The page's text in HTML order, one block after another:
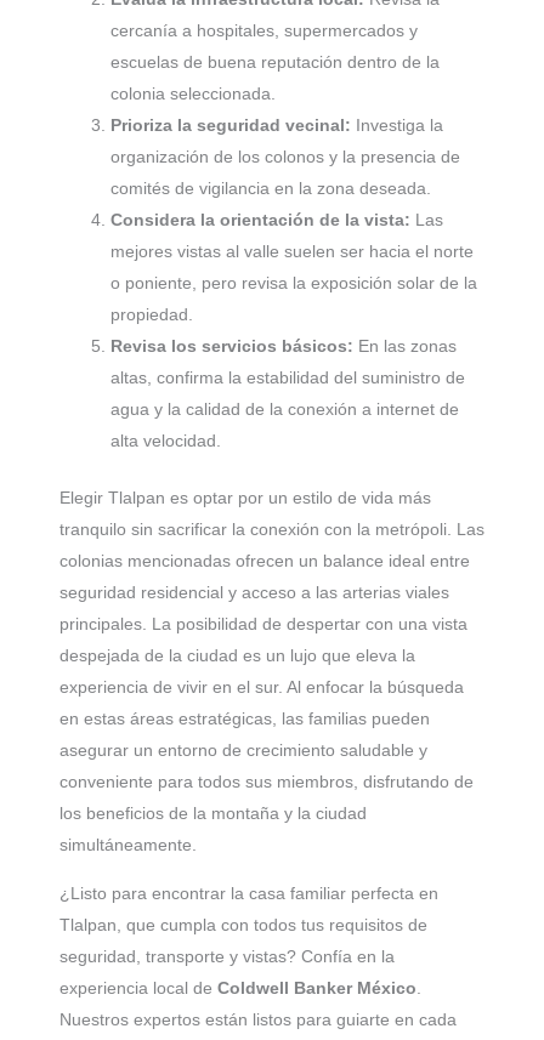
cercanía a hospitales, supermercados y
escuelas de buena reputación dentro de la
colonia seleccionada.
Prioriza la seguridad vecinal: Investiga la
organización de los colonos y la presencia de
comités de vigilancia en la zona deseada.
Considera la orientación de la vista: Las
mejores vistas al valle suelen ser hacia el norte
o poniente, pero revisa la exposición solar de la
propiedad.
Revisa los servicios básicos: En las zonas
altas, confirma la estabilidad del suministro de
agua y la calidad de la conexión a internet de
alta velocidad.
Elegir Tlalpan es optar por un estilo de vida más
tranquilo sin sacrificar la conexión con la metrópoli. Las
colonias mencionadas ofrecen un balance ideal entre
seguridad residencial y acceso a las arterias viales
principales. La posibilidad de despertar con una vista
despejada de la ciudad es un lujo que eleva la
experiencia de vivir en el sur. Al enfocar la búsqueda
en estas áreas estratégicas, las familias pueden
asegurar un entorno de crecimiento saludable y
conveniente para todos sus miembros, disfrutando de
los beneficios de la montaña y la ciudad
simultáneamente.
¿Listo para encontrar la casa familiar perfecta en
Tlalpan, que cumpla con todos tus requisitos de
seguridad, transporte y vistas? Confía en la
experiencia local de Coldwell Banker México.
Nuestros expertos están listos para guiarte en cada